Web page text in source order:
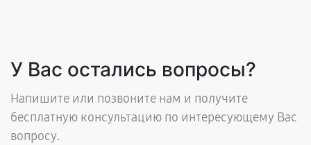
У Вас остались вопросы?
Напишите или позвоните нам и получите
бесплатную консультацию по интересующему Вас
вопросу.